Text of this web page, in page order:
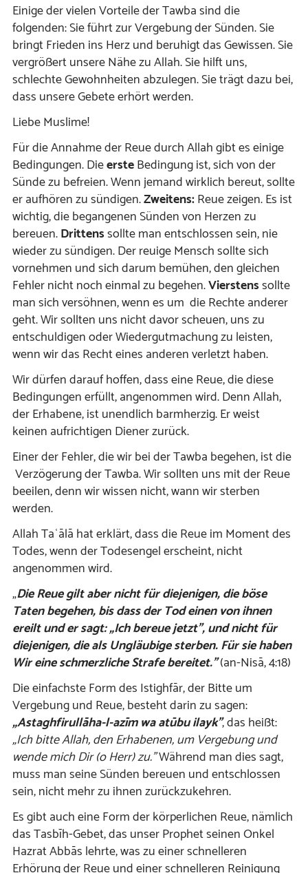
Einige der vielen Vorteile der Tawba sind die
folgenden: Sie führt zur Vergebung der Sünden. Sie
bringt Frieden ins Herz und beruhigt das Gewissen. Sie
vergrößert unsere Nähe zu Allah. Sie hilft uns,
schlechte Gewohnheiten abzulegen. Sie trägt dazu bei,
dass unsere Gebete erhört werden.
Liebe Muslime!
Für die Annahme der Reue durch Allah gibt es einige
Bedingungen. DieersteBedingung ist, sich von der
Sünde zu befreien. Wenn jemand wirklich bereut, sollte
er aufhören zu sündigen.Zweitens:Reue zeigen. Es ist
wichtig, die begangenen Sünden von Herzen zu
bereuen.Drittenssollte man entschlossen sein, nie
wieder zu sündigen. Der reuige Mensch sollte sich
vornehmen und sich darum bemühen, den gleichen
Fehler nicht noch einmal zu begehen.Vierstenssollte
man sich versöhnen, wenn es um die Rechte anderer
geht. Wir sollten uns nicht davor scheuen, uns zu
entschuldigen oder Wiedergutmachung zu leisten,
wenn wir das Recht eines anderen verletzt haben.
Wir dürfen darauf hoffen, dass eine Reue, die diese
Bedingungen erfüllt, angenommen wird. Denn Allah,
der Erhabene, ist unendlich barmherzig. Er weist
keinen aufrichtigen Diener zurück.
Einer der Fehler, die wir bei der Tawba begehen, ist die
Verzögerung der Tawba. Wir sollten uns mit der Reue
beeilen, denn wir wissen nicht, wann wir sterben
werden.
Allah Taʿālā hat erklärt, dass die Reue im Moment des
Todes, wenn der Todesengel erscheint, nicht
angenommen wird.
„Die Reue gilt aber nicht für diejenigen, die böse
Taten begehen, bis dass der Tod einen von ihnen
ereilt und er sagt: „Ich bereue jetzt”, und nicht für
diejenigen, die als Ungläubige sterben. Für sie haben
Wir eine schmerzliche Strafe bereitet.”(an-Nisā, 4:18)
Die einfachste Form des Istighfār, der Bitte um
Vergebung und Reue, besteht darin zu sagen:
„Astaghfirullāha-l-azīm wa atūbu ilayk”, das heißt:
„Ich bitte Allah, den Erhabenen, um Vergebung und
wende mich Dir (o Herr) zu.”Während man dies sagt,
muss man seine Sünden bereuen und entschlossen
sein, nicht mehr zu ihnen zurückzukehren.
Es gibt auch eine Form der körperlichen Reue, nämlich
das Tasbīh-Gebet, das unser Prophet seinen Onkel
Hazrat Abbās lehrte, was zu einer schnelleren